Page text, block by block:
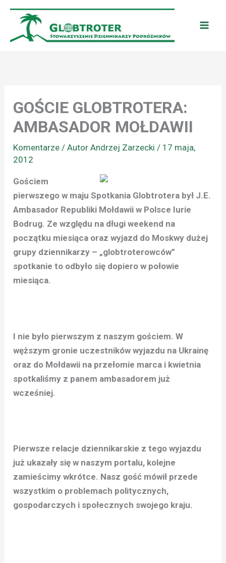
Przejdź
treści
GOŚCIE GLOBTROTERA:
AMBASADOR MOŁDAWII
Komentarze / Autor Andrzej Zarzecki/ 17 maja,
2012
Gościem
pierwszego w maju Spotkania Globtrotera był J.E.
Ambasador Republiki Mołdawii w Polsce Iurie
Bodrug. Ze względu na długi weekend na
początku miesiąca oraz wyjazd do Moskwy dużej
grupy dziennikarzy – „globtroterowców”
spotkanie to odbyło się dopiero w połowie
miesiąca.
I nie było pierwszym z naszym gościem. W
węższym gronie uczestników wyjazdu na Ukrainę
oraz do Mołdawii na przełomie marca i kwietnia
spotkaliśmy z panem ambasadorem już
wcześniej.
Pierwsze relacje dziennikarskie z tego wyjazdu
już ukazały się w naszym portalu, kolejne
zamieścimy wkrótce. Nasz gość mówił przede
wszystkim o problemach politycznych,
gospodarczych i społecznych swojego kraju.